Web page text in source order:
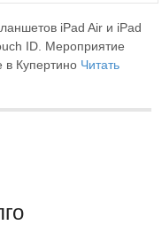
iPad Air и iPad
ID. Мероприятие
в Купертино Читать